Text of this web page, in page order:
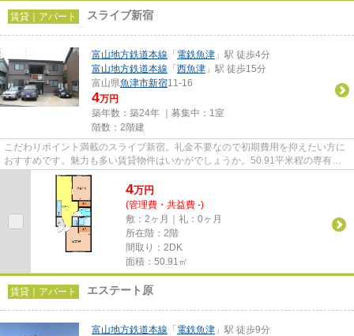
賃貸｜アパート スライブ新宿
富山地方鉄道本線 「 電鉄魚津 」駅 徒歩4分
富山地方鉄道本線 「 西魚津 」駅 徒歩15分
富山県魚津市新宿11-16
4万円
築年数：築24年 ｜募集中： 1室
階数：2階建
こだわりポイント満載のスライブ新宿。礼金不要なので初期費用を抑えたい方に
おすすめです。魅力も多い賃貸物件はいかがでしょうか。50.91平米程の専有面
積でスペースも十分。魚津市で...
4万円
(管理費・共益費 -)
敷：2ヶ月｜礼：0ヶ月
所在階：2階
間取り：2DK
面積：50.91㎡
賃貸｜アパート エステート原
富山地方鉄道本線 「 電鉄魚津 」駅 徒歩9分